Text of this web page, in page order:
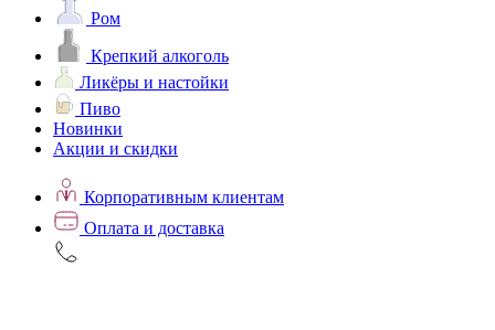
Ром
Крепкий алкоголь
Ликёры и настойки
Пиво
Новинки
Акции и скидки
Корпоративным клиентам
Оплата и доставка